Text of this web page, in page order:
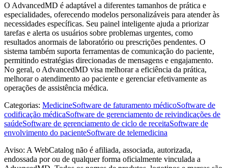
O AdvancedMD é adaptável a diferentes tamanhos de prática e
especialidades, oferecendo modelos personalizáveis ​​para atender às
necessidades específicas. Seu painel inteligente ajuda a priorizar
tarefas e alerta os usuários sobre problemas urgentes, como
resultados anormais de laboratório ou prescrições pendentes. O
sistema também suporta ferramentas de comunicação do paciente,
permitindo estratégias direcionadas de mensagens e engajamento.
No geral, o AdvancedMD visa melhorar a eficiência da prática,
melhorar o atendimento ao paciente e gerenciar efetivamente as
operações de assistência médica.
Categorias: MedicineSoftware de faturamento médicoSoftware de
codificação médicaSoftware de gerenciamento de reivindicações de
saúdeSoftware de gerenciamento de ciclo de receitaSoftware de
envolvimento do pacienteSoftware de telemedicina
Aviso: A WebCatalog não é afiliada, associada, autorizada,
endossada por ou de qualquer forma oficialmente vinculada a